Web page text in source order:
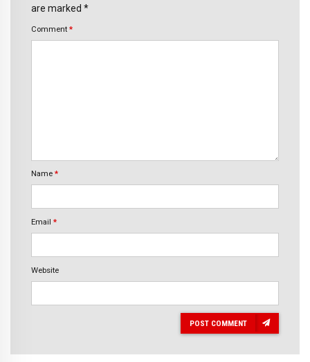
are marked *
Comment *
Name *
Email *
Website
POST COMMENT